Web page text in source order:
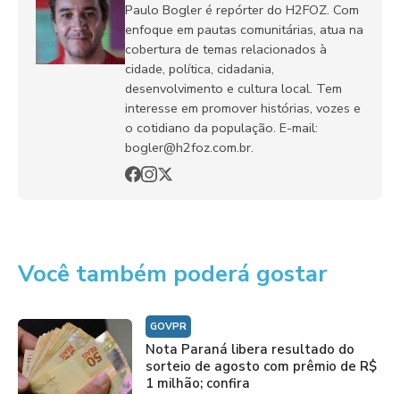
Paulo Bogler é repórter do H2FOZ. Com
enfoque em pautas comunitárias, atua na
cobertura de temas relacionados à
cidade, política, cidadania,
desenvolvimento e cultura local. Tem
interesse em promover histórias, vozes e
o cotidiano da população. E-mail:
bogler@h2foz.com.br.
Você também poderá gostar
GOVPR
Nota Paraná libera resultado do
sorteio de agosto com prêmio de R$
1 milhão; confira